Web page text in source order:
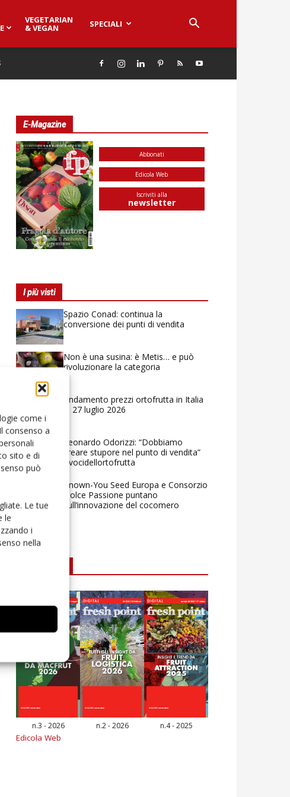
come i
consenso a
sito e di
può
Le tue
le
i
nella
VEGETARIAN
& VEGAN SPECIALI
E-Magazine
Abbonati
Edicola Web
Iscriviti alla
newsletter
I più visti
Spazio Conad: continua la
conversione dei punti di vendita
Non è una susina: è Metis… e può
rivoluzionare la categoria
Andamento prezzi ortofrutta in Italia
al 27 luglio 2026
Leonardo Odorizzi: “Dobbiamo
creare stupore nel punto di vendita”
#vocidellortofrutta
Known-You Seed Europa e Consorzio
Dolce Passione puntano
sull’innovazione del cocomero
n.3 - 2026 n.2 - 2026 n.4 - 2025
Edicola Web